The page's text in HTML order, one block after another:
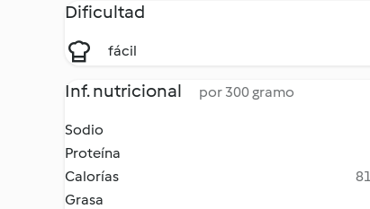
Dificultad
fácil
Inf. nutricional por 300 gramo
Sodio
Proteína
Calorías
Grasa